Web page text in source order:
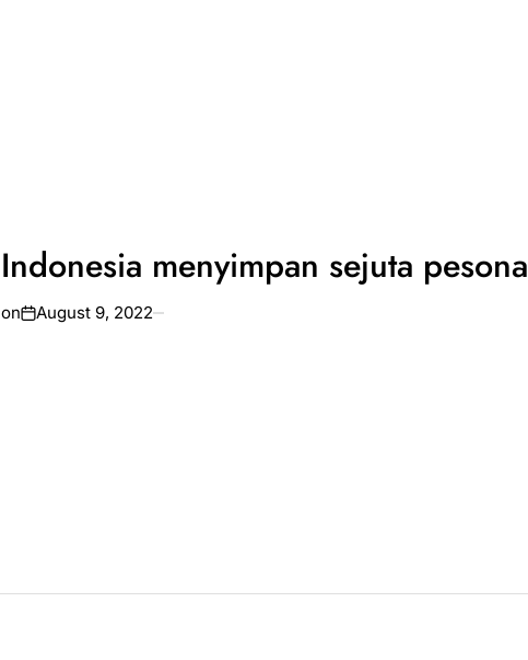
Indonesia menyimpan sejuta pesona
on August 9, 2022